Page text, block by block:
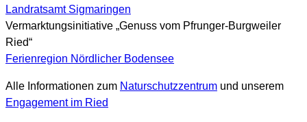
Landratsamt Sigmaringen
Vermarktungsinitiative „Genuss vom Pfrunger-Burgweiler
Ried“
Ferienregion Nördlicher Bodensee
Alle Informationen zum Naturschutzzentrum und unserem
Engagement im Ried